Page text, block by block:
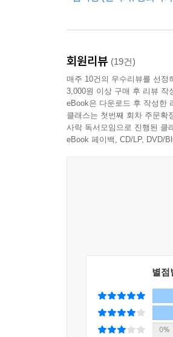
--- p.561
“내가 그 윤채령이란 말이
“도대체 무슨 말씀을 하
나는 말을 다 끝맺지 못
쌍둥이? 하지만 윤 박사
“그 사람은 가짜요.” (12쪽)
구경에 나선 수남은 목이
태술에게 한글을 배우
유학길에 수발을 들러 따
준페이와 위장결혼을
황군여자위문대에 들어
있던 소녀들은 군 위안
상처를 회복한다. 그러
이름으로 살아야 하는
회원리뷰 (19건)
매주 10건의 우수리뷰를 선정
3,000원 이상 구매 후 리뷰 작
eBook은 다운로드 후 작성한
클래스는 첫번째 회차 주문확
사락 독서모임으로 진행된 클
eBook 페이백, CD/LP, DVD/
별점
0%